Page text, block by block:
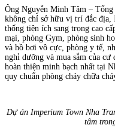
Ông Nguyễn Minh Tâm – Tổng
không chỉ sở hữu vị trí đắc địa,
thống tiện ích sang trọng cao
mại, phòng Gym, phòng sinh
và hồ bơi vô cực, phòng y tế,
nghỉ dưỡng và mua sắm của
hoàn thiện minh bạch nhất tại
quy chuẩn phòng cháy chữa
Dự án Imperium Town Nha
tâm